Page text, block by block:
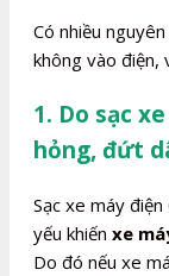
Có nhiều
không vào điện,
1. Do sạc
hỏng, đứt
Sạc xe máy
yếu khiến xe
Do đó nếu xe